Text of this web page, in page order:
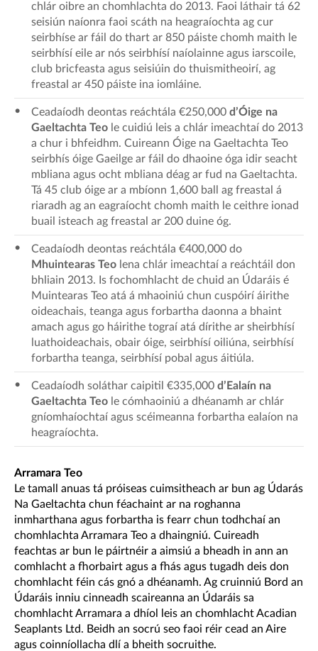
chlár oibre an chomhlachta do 2013. Faoi láthair tá 62
seisiún naíonra faoi scáth na heagraíochta ag cur
seirbhíse ar fáil do thart ar 850 páiste chomh maith le
seirbhísí eile ar nós seirbhísí naíolainne agus iarscoile,
club bricfeasta agus seisiúin do thuismitheoirí, ag
freastal ar 450 páiste ina iomláine.
Ceadaíodh deontas reáchtála €250,000 d’Óige na
Gaeltachta Teo le cuidiú leis a chlár imeachtaí do 2013
a chur i bhfeidhm. Cuireann Óige na Gaeltachta Teo
seirbhís óige Gaeilge ar fáil do dhaoine óga idir seacht
mbliana agus ocht mbliana déag ar fud na Gaeltachta.
Tá 45 club óige ar a mbíonn 1,600 ball ag freastal á
riaradh ag an eagraíocht chomh maith le ceithre ionad
buail isteach ag freastal ar 200 duine óg.
Ceadaíodh deontas reáchtála €400,000 do
Mhuintearas Teo lena chlár imeachtaí a reáchtáil don
bhliain 2013. Is fochomhlacht de chuid an Údaráis é
Muintearas Teo atá á mhaoiniú chun cuspóirí áirithe
oideachais, teanga agus forbartha daonna a bhaint
amach agus go háirithe tograí atá dírithe ar sheirbhísí
luathoideachais, obair óige, seirbhísí oiliúna, seirbhísí
forbartha teanga, seirbhísí pobal agus áitiúla.
Ceadaíodh soláthar caipitil €335,000 d’Ealaín na
Gaeltachta Teo le cómhaoiniú a dhéanamh ar chlár
gníomhaíochtaí agus scéimeanna forbartha ealaíon na
heagraíochta.
Arramara Teo
Le tamall anuas tá próiseas cuimsitheach ar bun ag Údarás
Na Gaeltachta chun féachaint ar na roghanna
inmharthana agus forbartha is fearr chun todhchaí an
chomhlachta Arramara Teo a dhaingniú. Cuireadh
feachtas ar bun le páirtnéir a aimsiú a bheadh in ann an
comhlacht a fhorbairt agus a fhás agus tugadh deis don
chomhlacht féin cás gnó a dhéanamh. Ag cruinniú Bord an
Údaráis inniu cinneadh scaireanna an Údaráis sa
chomhlacht Arramara a dhíol leis an chomhlacht Acadian
Seaplants Ltd. Beidh an socrú seo faoi réir cead an Aire
agus coinníollacha dlí a bheith socruithe.